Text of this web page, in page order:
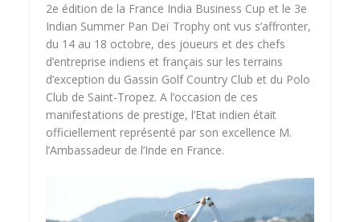
2e édition de la France India Business Cup et le 3e
Indian Summer Pan Deï Trophy ont vus s’affronter,
du 14 au 18 octobre, des joueurs et des chefs
d’entreprise indiens et français sur les terrains
d’exception du Gassin Golf Country Club et du Polo
Club de Saint-Tropez. A l’occasion de ces
manifestations de prestige, l’Etat indien était
officiellement représenté par son excellence M.
l’Ambassadeur de l’Inde en France.